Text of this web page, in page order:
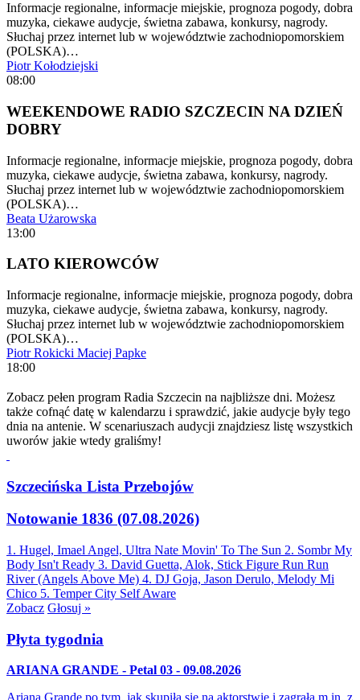
Informacje regionalne, informacje miejskie, prognoza pogody, dobra
muzyka, ciekawe audycje, świetna zabawa, konkursy, nagrody.
Słuchaj przez internet lub w województwie zachodniopomorskiem
(POLSKA)…
Piotr Kołodziejski
08:00
WEEKENDOWE RADIO SZCZECIN NA DZIEŃ
DOBRY
Informacje regionalne, informacje miejskie, prognoza pogody, dobra
muzyka, ciekawe audycje, świetna zabawa, konkursy, nagrody.
Słuchaj przez internet lub w województwie zachodniopomorskiem
(POLSKA)…
Beata Użarowska
13:00
LATO KIEROWCÓW
Informacje regionalne, informacje miejskie, prognoza pogody, dobra
muzyka, ciekawe audycje, świetna zabawa, konkursy, nagrody.
Słuchaj przez internet lub w województwie zachodniopomorskiem
(POLSKA)…
Piotr Rokicki Maciej Papke
18:00
Zobacz pełen program Radia Szczecin na najbliższe dni. Możesz
także cofnąć datę w kalendarzu i sprawdzić, jakie audycje były tego
dnia na antenie. W scenariuszach audycji znajdziesz listę wszystkich
uworów jakie wtedy graliśmy!
Szczecińska Lista Przebojów
Notowanie 1836 (07.08.2026)
1. Hugel, Imael Angel, Ultra Nate Movin' To The Sun 2. Sombr My
Body Isn't Ready 3. David Guetta, Alok, Stick Figure Run Run
River (Angels Above Me) 4. DJ Goja, Jason Derulo, Melody Mi
Chico 5. Temper City Self Aware
Zobacz Głosuj »
Płyta tygodnia
ARIANA GRANDE - Petal 03 - 09.08.2026